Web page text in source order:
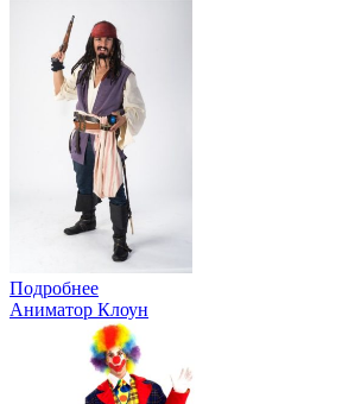
Подробнее
Аниматор Клоун